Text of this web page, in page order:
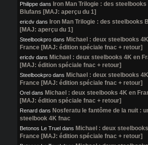
Philippe dans Iron Man Trilogie : des steelbooks
Blufans [MAJ: aperçu du 1]
ericdv dans Iron Man Trilogie : des steelbooks
[MAJ: aperçu du 1]
Steelbookpro dans Michael : deux steelbooks
France [MAJ: édition spéciale fnac + retour]
ericdv dans Michael : deux steelbooks 4K en
[MAJ: édition spéciale fnac + retour]
Steelbookpro dans Michael : deux steelbooks
France [MAJ: édition spéciale fnac + retour]
Orel dans Michael : deux steelbooks 4K en
[MAJ: édition spéciale fnac + retour]
Renard dans Nosferatu le fantôme de la nuit :
steelbook 4K fnac
Betonos Le Truel dans Michael : deux
France [MAJ: édition spéciale fnac + retour]